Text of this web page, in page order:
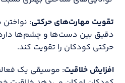
تقویت مهارت‌های حرکتی: نواختن
دقیق بین دست‌ها و چشم‌ها
حرکتی کودکان را تقویت کند.
افزایش خلاقیت: موسیقی یک